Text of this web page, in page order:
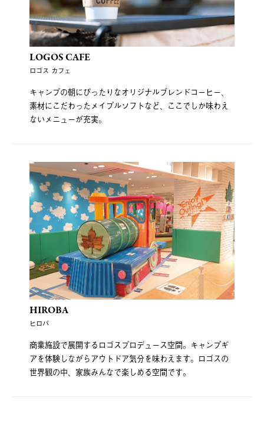
LOGOS CAFE
ロゴス カフェ
キャンプの朝にぴったりなオリジナルブレンドコーヒー、
素材にこだわったメイプルソフトなど、ここでしか味わえ
ないメニューが充実。
HIROBA
ヒロバ
商業施設で展開するロゴスプロデュース空間。キャンプギ
アを体験しながらアウトドア気分を味わえます。ロゴスの
世界観の中、家族みんなで楽しめる空間です。